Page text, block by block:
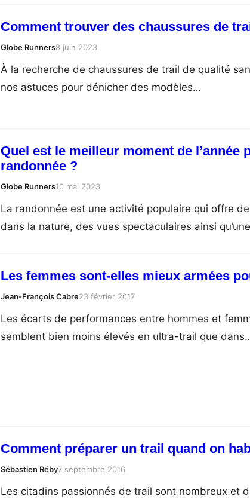
Comment trouver des chaussures de
Globe Runners8 juin 2023
À la recherche de chaussures de trail de qualité
nos astuces pour dénicher des modèles…
Quel est le meilleur moment de l’année
randonnée ?
Globe Runners10 mai 2023
La randonnée est une activité populaire qui offre
dans la nature, des vues spectaculaires ainsi
Les femmes sont-elles mieux armées
Jean-François Cabre23 février 2017
Les écarts de performances entre hommes et
semblent bien moins élevés en ultra-trail que
Comment préparer un trail quand on
Sébastien Réby7 septembre 2016
Les citadins passionnés de trail sont nombreux et